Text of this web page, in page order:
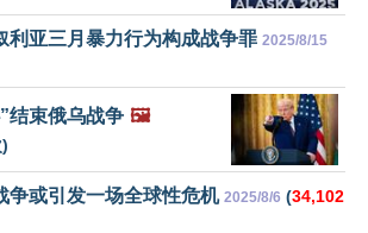
利亚三月暴力行为构成战争罪 2025/8/15
结束俄乌战争 🖼️
争或引发一场全球性危机 2025/8/6 (34,102